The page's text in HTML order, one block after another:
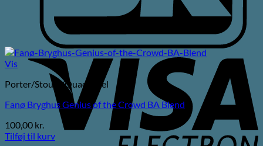
Vis
Porter/Stouts/Quadrupel
Fanø Bryghus Genius of the Crowd BA Blend
100,00 kr.
Tilføj til kurv